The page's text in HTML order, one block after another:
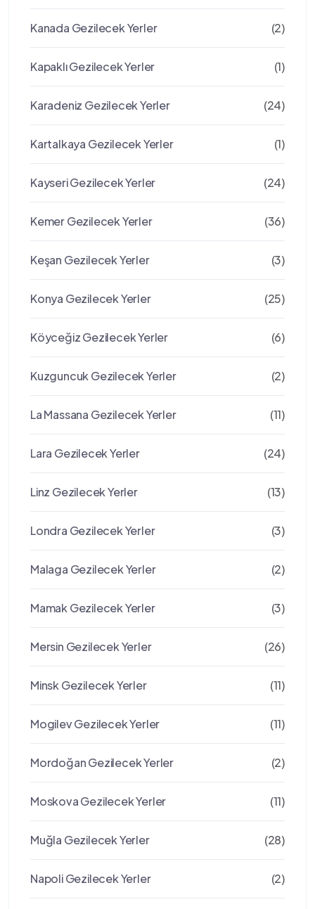
Kanada Gezilecek Yerler (2)
Kapaklı Gezilecek Yerler (1)
Karadeniz Gezilecek Yerler (24)
Kartalkaya Gezilecek Yerler (1)
Kayseri Gezilecek Yerler (24)
Kemer Gezilecek Yerler (36)
Keşan Gezilecek Yerler (3)
Konya Gezilecek Yerler (25)
Köyceğiz Gezilecek Yerler (6)
Kuzguncuk Gezilecek Yerler (2)
La Massana Gezilecek Yerler (11)
Lara Gezilecek Yerler (24)
Linz Gezilecek Yerler (13)
Londra Gezilecek Yerler (3)
Malaga Gezilecek Yerler (2)
Mamak Gezilecek Yerler (3)
Mersin Gezilecek Yerler (26)
Minsk Gezilecek Yerler (11)
Mogilev Gezilecek Yerler (11)
Mordoğan Gezilecek Yerler (2)
Moskova Gezilecek Yerler (11)
Muğla Gezilecek Yerler (28)
Napoli Gezilecek Yerler (2)